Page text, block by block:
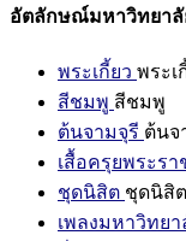
อัตลักษณ์มหาวิทยาลั
พระเกี้ยว พระเ
สีชมพู สีชมพู
ต้นจามจุรี ต้นจ
เสื้อครุยพระร
ชุดนิสิต ชุดนิสิต
เพลงมหาวิทยา